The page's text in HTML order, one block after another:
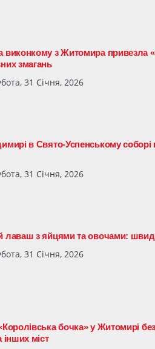
виконкому з Житомира привезла
змагань
31 Січня, 2026
в Свято-Успенському
31 Січня, 2026
лаваш з яйцями та овочами:
31 Січня, 2026
бочка» у Житомирі
інших міст